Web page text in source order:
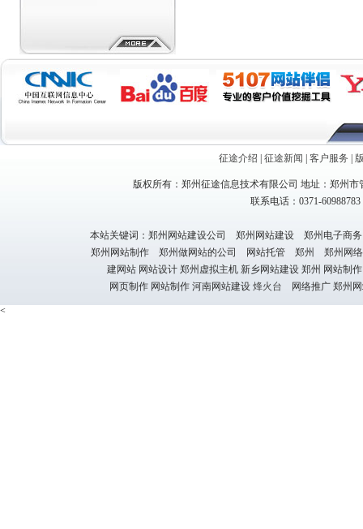
征途介绍 征途新闻 客户服务
版权所有：郑州征途信息技术有限公司 地址：郑州
联系电话：0371-
本站关键词：郑州网站建设公司 郑州网站建设 郑州电子
郑州网站制作 郑州做网站的公司 网站托管 郑州 郑州网
建网站 网站设计 郑州虚拟主机 新乡网站建设 郑州 网站制
网页制作 网站制作 河南网站建设 烽火台 网络推广 郑州
<